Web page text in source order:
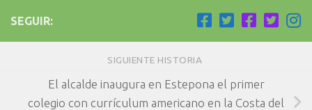
SEGUIR:
SIGUIENTE HISTORIA
El alcalde inaugura en Estepona el primer
colegio con currículum americano en la Costa del